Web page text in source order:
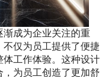
渐成为企业关注的重
仅为员工提供了便捷
工作体验。这种设计
为员工创造了更加舒